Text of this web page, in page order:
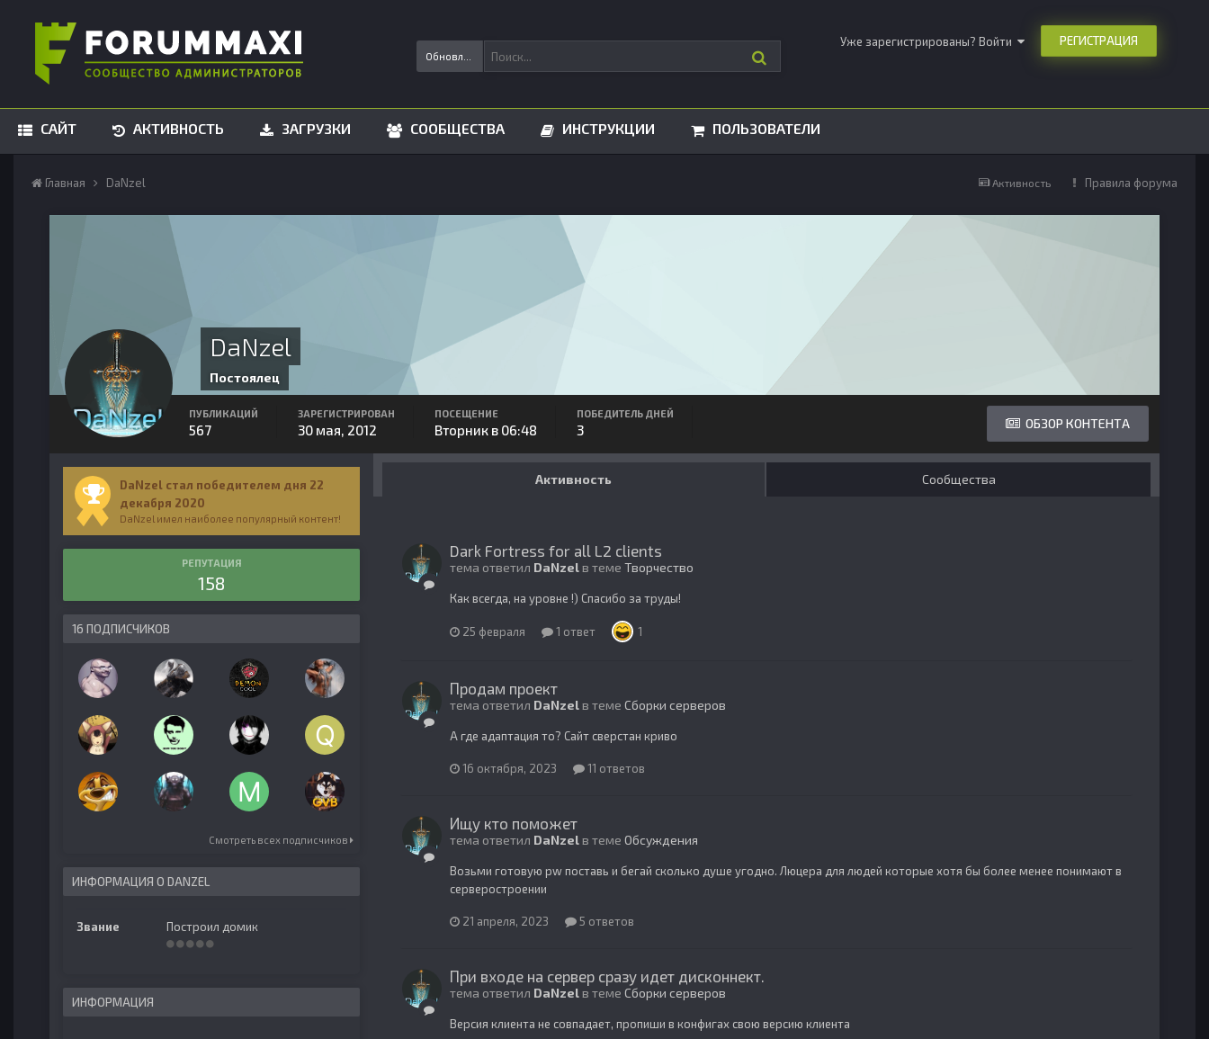
Уже зарегистрированы? Войти РЕГИСТРАЦИЯ
САЙТ АКТИВНОСТЬ ЗАГРУЗКИ СООБЩЕСТВА ИНСТРУКЦИИ ПОЛЬЗОВАТЕЛИ
Активность Правила форума
Главная DaNzel
DaNzel
Постоялец
ОБЗОР КОНТЕНТА
ПУБЛИКАЦИЙ
567
ЗАРЕГИСТРИРОВАН
30 мая, 2012
ПОСЕЩЕНИЕ
Вторник в 06:48
ПОБЕДИТЕЛЬ ДНЕЙ
3
DaNzel стал победителем дня 22
декабря 2020
DaNzel имел наиболее популярный контент!
РЕПУТАЦИЯ
158
16 ПОДПИСЧИКОВ
Смотреть всех подписчиков
ИНФОРМАЦИЯ О DANZEL
Звание Построил домик
ИНФОРМАЦИЯ
Активность Сообщества
Dark Fortress for all L2 clients
тема ответил DaNzelв теме Творчество
Как всегда, на уровне !) Спасибо за труды!
25 февраля 1 ответ 1
Продам проект
тема ответил DaNzelв теме Сборки серверов
А где адаптация то? Сайт сверстан криво
16 октября, 2023 11 ответов
Ищу кто поможет
тема ответил DaNzelв теме Обсуждения
Возьми готовую pw поставь и бегай сколько душе угодно. Люцера для людей которые хотя бы более менее понимают в
серверостроении
21 апреля, 2023 5 ответов
При входе на сервер сразу идет дисконнект.
тема ответил DaNzelв теме Сборки серверов
Версия клиента не совпадает, пропиши в конфигах свою версию клиента